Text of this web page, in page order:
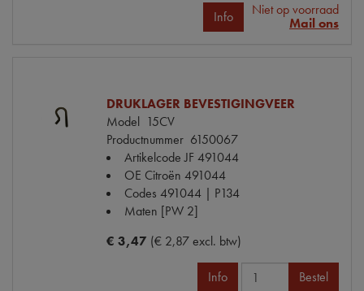
Info
Niet op voorraad
Mail ons
DRUKLAGER BEVESTIGINGVEER
Model 15CV
Productnummer 6150067
Artikelcode JF491044
OE Citroën 491044
Codes 491044 | P134
Maten [PW 2]
€ 3,47 (€ 2,87 excl. btw)
Info Bestel